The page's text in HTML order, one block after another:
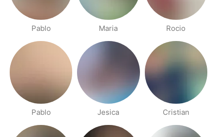
Pablo Maria Rocio
Pablo Jesica Cristian